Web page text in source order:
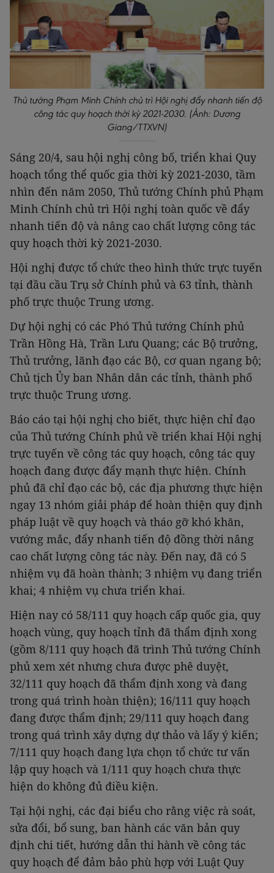
Thủ tướng Phạm Minh Chính chủ trì Hội nghị đẩy nhanh tiến độ
công tác quy hoạch thời kỳ 2021-2030. (Ảnh: Dương
Giang/TTXVN)
Sáng 20/4, sau hội nghị công bố, triển khai Quy
hoạch tổng thể quốc gia thời kỳ 2021-2030, tầm
nhìn đến năm 2050, Thủ tướng Chính phủ Phạm
Minh Chính chủ trì Hội nghị toàn quốc về đẩy
nhanh tiến độ và nâng cao chất lượng công tác
quy hoạch thời kỳ 2021-2030.
Hội nghị được tổ chức theo hình thức trực tuyến
tại đầu cầu Trụ sở Chính phủ và 63 tỉnh, thành
phố trực thuộc Trung ương.
Dự hội nghị có các Phó Thủ tướng Chính phủ
Trần Hồng Hà, Trần Lưu Quang; các Bộ trưởng,
Thủ trưởng, lãnh đạo các Bộ, cơ quan ngang bộ;
Chủ tịch Ủy ban Nhân dân các tỉnh, thành phố
trực thuộc Trung ương.
Báo cáo tại hội nghị cho biết, thực hiện chỉ đạo
của Thủ tướng Chính phủ về triển khai Hội nghị
trực tuyến về công tác quy hoạch, công tác quy
hoạch đang được đẩy mạnh thực hiện. Chính
phủ đã chỉ đạo các bộ, các địa phương thực hiện
ngay 13 nhóm giải pháp để hoàn thiện quy định
pháp luật về quy hoạch và tháo gỡ khó khăn,
vướng mắc, đẩy nhanh tiến độ đồng thời nâng
cao chất lượng công tác này. Đến nay, đã có 5
nhiệm vụ đã hoàn thành; 3 nhiệm vụ đang triển
khai; 4 nhiệm vụ chưa triển khai.
Hiện nay có 58/111 quy hoạch cấp quốc gia, quy
hoạch vùng, quy hoạch tỉnh đã thẩm định xong
(gồm 8/111 quy hoạch đã trình Thủ tướng Chính
phủ xem xét nhưng chưa được phê duyệt,
32/111 quy hoạch đã thẩm định xong và đang
trong quá trình hoàn thiện); 16/111 quy hoạch
đang được thẩm định; 29/111 quy hoạch đang
trong quá trình xây dựng dự thảo và lấy ý kiến;
7/111 quy hoạch đang lựa chọn tổ chức tư vấn
lập quy hoạch và 1/111 quy hoạch chưa thực
hiện do không đủ điều kiện.
Tại hội nghị, các đại biểu cho rằng việc rà soát,
sửa đổi, bổ sung, ban hành các văn bản quy
định chi tiết, hướng dẫn thi hành về công tác
quy hoạch để đảm bảo phù hợp với Luật Quy